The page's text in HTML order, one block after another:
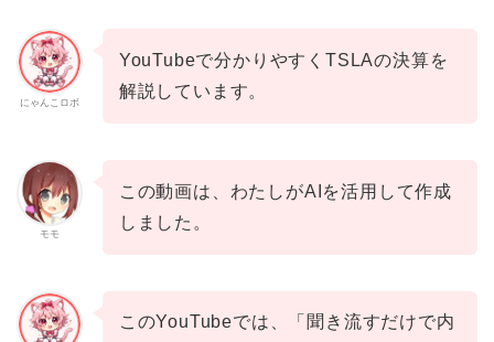
にゃんこロボ
YouTubeで分かりやすくTSLAの決算を
解説しています。
モモ
この動画は、わたしがAIを活用して作成
しました。
このYouTubeでは、「聞き流すだけで内